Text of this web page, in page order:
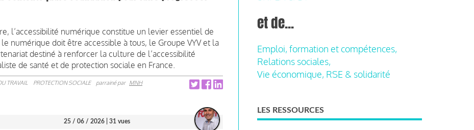
l’accessibilité numérique constitue un levier essentiel de
numérique doit être accessible à tous, le Groupe VYV et la
destiné à renforcer la culture de l’accessibilité
de santé et de protection sociale en France.
TRAVAIL PROTECTION SOCIALE parrainé par MNH
25 / 06 / 2026 | 31 vues
et de...
Emploi, formation et compétences,
Relations sociales,
Vie économique, RSE & solidarité
LES RESSOURCES